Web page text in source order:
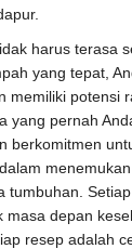
harus terasa
yang tepat,
memiliki potensi
yang pernah
berkomitmen
tumbuhan.
masa depan
resep adalah